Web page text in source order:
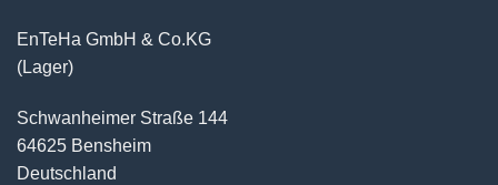
EnTeHa GmbH & Co.KG
(Lager)
Schwanheimer Straße 144
64625 Bensheim
Deutschland